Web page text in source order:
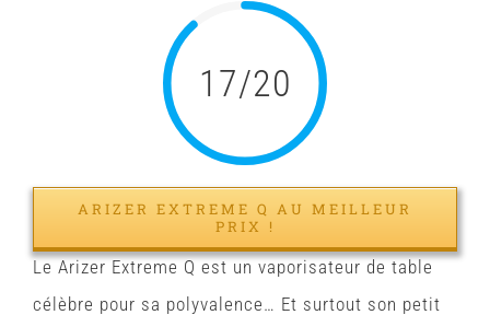
17/20
ARIZER EXTREME Q AU MEILLEUR
PRIX !
Le Arizer Extreme Q est un vaporisateur de table
célèbre pour sa polyvalence… Et surtout son petit